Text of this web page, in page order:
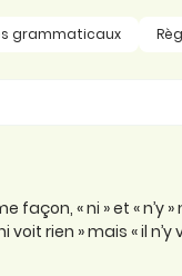
grammaticaux
façon, « ni » et « n’y
rien » mais « il n’y